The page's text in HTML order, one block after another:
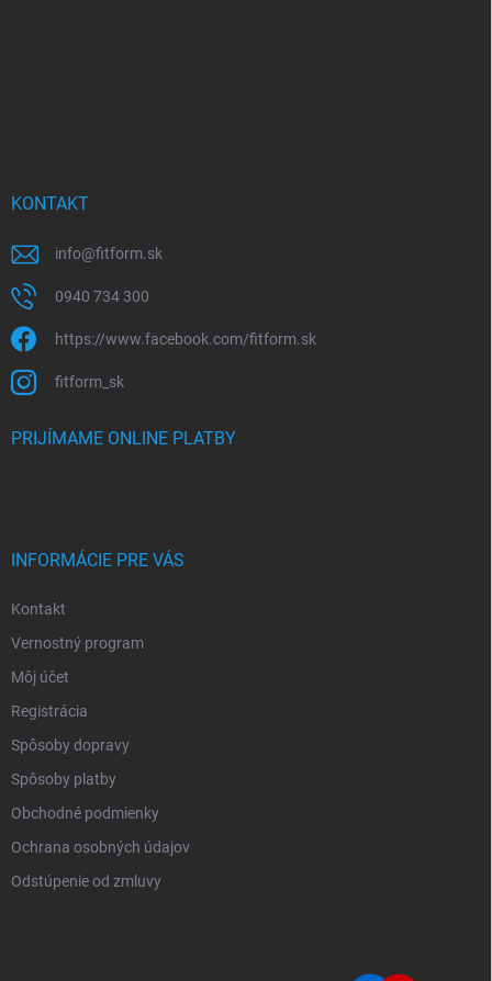
KONTAKT
info@fitform.sk
0940 734 300
https://www.facebook.com/fitform.sk
fitform_sk
PRIJÍMAME ONLINE PLATBY
INFORMÁCIE PRE VÁS
Kontakt
Vernostný program
Môj účet
Registrácia
Spôsoby dopravy
Spôsoby platby
Obchodné podmienky
Ochrana osobných údajov
Odstúpenie od zmluvy